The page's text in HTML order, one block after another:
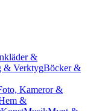
&
& VerktygBöcker &
Kameror &
&